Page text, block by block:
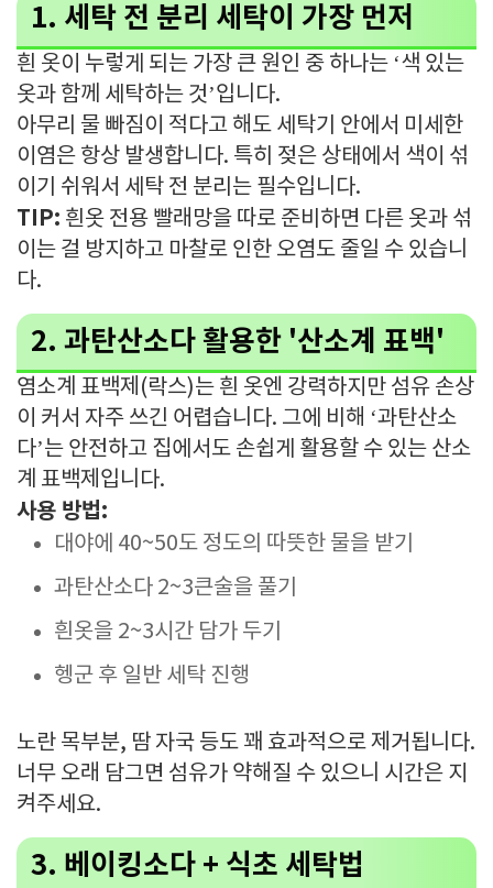
1. 세탁 전 분리 세탁이 가장 먼저
흰 옷이 누렇게 되는 가장 큰 원인 중 하나는 ‘색 있는
옷과 함께 세탁하는 것’입니다.
아무리 물 빠짐이 적다고 해도 세탁기 안에서 미세한
이염은 항상 발생합니다. 특히 젖은 상태에서 색이 섞
이기 쉬워서 세탁 전 분리는 필수입니다.
TIP: 흰옷 전용 빨래망을 따로 준비하면 다른 옷과 섞
이는 걸 방지하고 마찰로 인한 오염도 줄일 수 있습니
다.
2. 과탄산소다 활용한 '산소계 표백'
염소계 표백제(락스)는 흰 옷엔 강력하지만 섬유 손상
이 커서 자주 쓰긴 어렵습니다. 그에 비해 ‘과탄산소
다’는 안전하고 집에서도 손쉽게 활용할 수 있는 산소
계 표백제입니다.
사용 방법:
대야에 40~50도 정도의 따뜻한 물을 받기
과탄산소다 2~3큰술을 풀기
흰옷을 2~3시간 담가 두기
헹군 후 일반 세탁 진행
노란 목부분, 땀 자국 등도 꽤 효과적으로 제거됩니다.
너무 오래 담그면 섬유가 약해질 수 있으니 시간은 지
켜주세요.
3. 베이킹소다 + 식초 세탁법